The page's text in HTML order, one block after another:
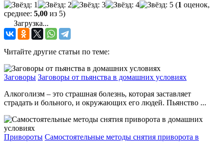
(1 оценок,
среднее: 5,00 из 5)
Загрузка...
Читайте другие статьи по теме:
Заговоры Заговоры от пьянства в домашних условиях
Алкоголизм – это страшная болезнь, которая заставляет
страдать и больного, и окружающих его людей. Пьянство ...
Привороты Самостоятельные методы снятия приворота в